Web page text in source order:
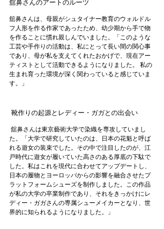
舘鼻さんのアートのルーツ
舘鼻さんは、母親がシュタイナー教育のウォルドル
フ人形を作る作家であったため、幼少期から手で物
を作ることに慣れ親しんでいました。「このような
工芸や手作りの活動は、私にとって長い間の関心事
であり、母が私を支えてくれたおかげで、現在アー
ティストとして活動できるようになりました。 私の
生まれ育った環境が深く関わっていると感じていま
す。」
靴作りの起源とレディー・ガガとの出会い
た。「大学で研究していたのは、日本の花魁と呼ば
れる遊女の装束でした。その中で注目したのが、江
戸時代に遊女が履いていた高さのある厚底の下駄で
した。私はこれを現代に合わせてアップデートし、
日本の履物とヨーロッパからの影響を融合させたプ
ラットフォームシューズを制作しました。この作品
が私の大学の卒業制作であり、それをきっかけにレ
ディー・ガガさんの専属シューメイカーとなり、世
界的に知られるようになりました。」